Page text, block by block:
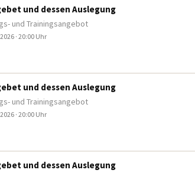
und dessen Auslegung
und Trainingsangebot
· 20:00 Uhr
und dessen Auslegung
und Trainingsangebot
· 20:00 Uhr
und dessen Auslegung